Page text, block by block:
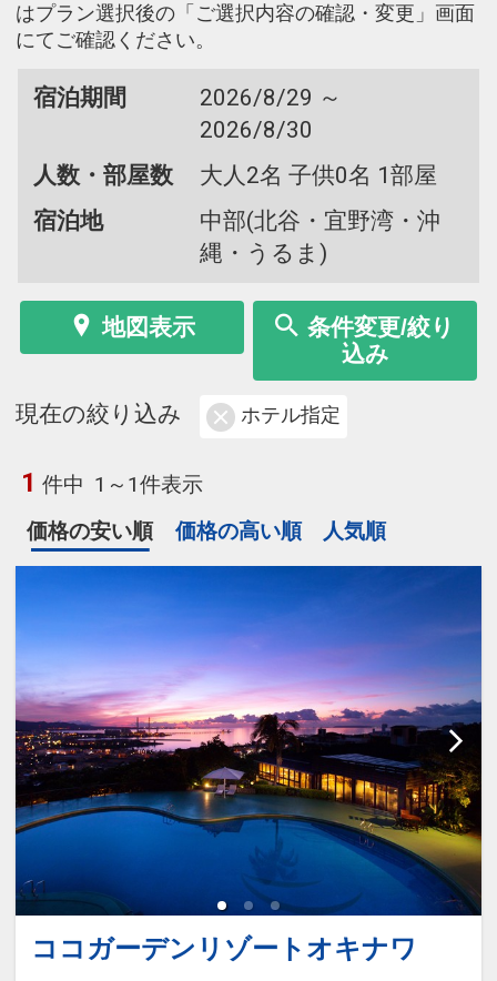
はプラン選択後の「ご選択内容の確認・変更」画面
にてご確認ください。
宿泊期間
2026/8/29 ～
2026/8/30
人数・部屋数
大人2名 子供0名 1部屋
宿泊地
中部(北谷・宜野湾・沖
縄・うるま)
地図表示
条件変更/絞り
込み
現在の絞り込み ホテル指定
1 件中 1～1件表示
価格の安い順
価格の高い順 人気順
ココガーデンリゾートオキナワ